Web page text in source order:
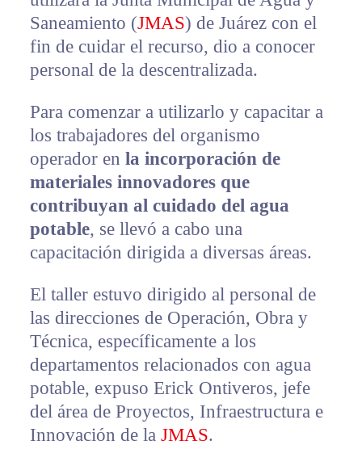
Saneamiento (JMAS) de Juárez con el
fin de cuidar el recurso, dio a conocer
personal de la descentralizada.
Para comenzar a utilizarlo y capacitar a
los trabajadores del organismo
operador en la incorporación de
materiales innovadores que
contribuyan al cuidado del agua
potable, se llevó a cabo una
capacitación dirigida a diversas áreas.
El taller estuvo dirigido al personal de
las direcciones de Operación, Obra y
Técnica, específicamente a los
departamentos relacionados con agua
potable, expuso Erick Ontiveros, jefe
del área de Proyectos, Infraestructura e
Innovación de la JMAS.